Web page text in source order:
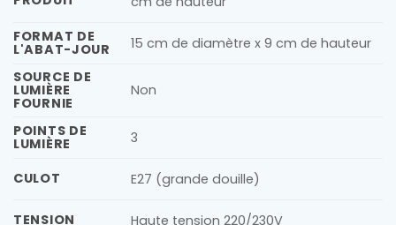
FORMAT DE
L'ABAT-JOUR
15 cm de diamètre x 9 cm de hauteur
SOURCE DE
LUMIÈRE
FOURNIE
Non
POINTS DE
LUMIÈRE 3
CULOT E27 (grande douille)
TENSION Haute tension 220/230V